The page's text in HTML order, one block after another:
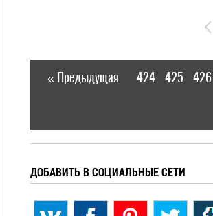
« Предыдущая 424 425 426
ДОБАВИТЬ В СОЦИАЛЬНЫЕ СЕТИ